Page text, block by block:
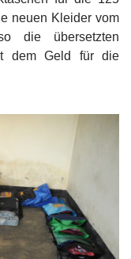
neuen Kleider vom
die übersetzten
dem Geld für die